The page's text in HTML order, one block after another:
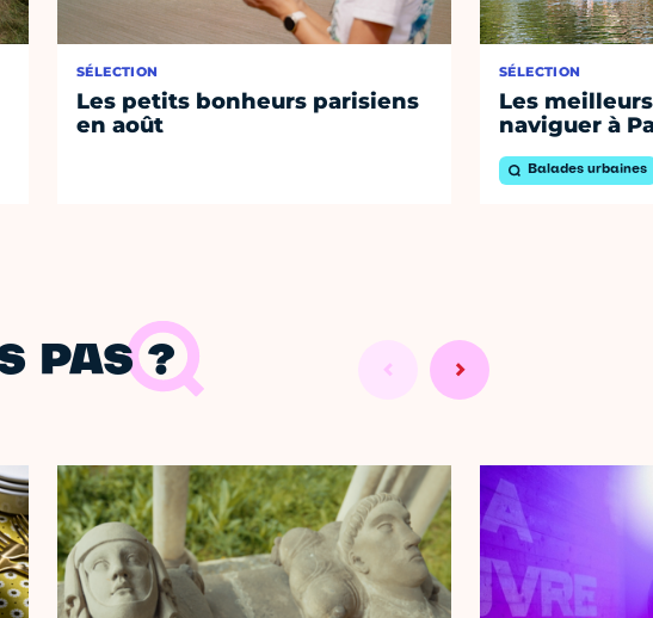
SÉLECTION
Les petits bonheurs parisiens
en août
SÉLECTION
Les
naviguer à
Balades urbaines
PAS ?